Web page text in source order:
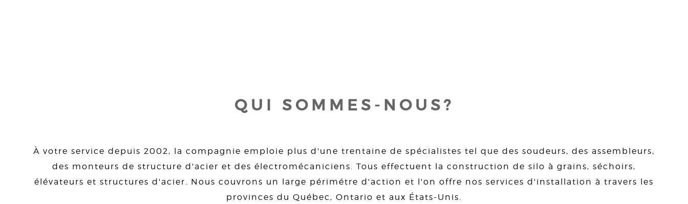
QUI SOMMES-NOUS?
À votre service depuis 2002, la compagnie emploie plus d'une trentaine de spécialistes tel que des soudeurs, des assembleurs,
des monteurs de structure d'acier et des électromécaniciens. Tous effectuent la construction de silo à grains, séchoirs,
élévateurs et structures d'acier. Nous couvrons un large périmétre d'action et l'on offre nos services d'installation à travers les
provinces du Québec, Ontario et aux États-Unis.